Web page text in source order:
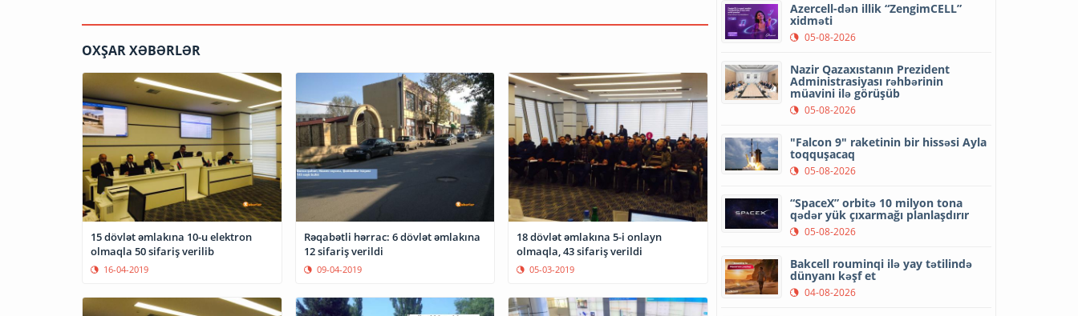
OXŞAR XƏBƏRLƏR
15 dövlət əmlakına 10-u elektron
olmaqla 50 sifariş verilib
16-04-2019
Rəqabətli hərrac: 6 dövlət əmlakına
12 sifariş verildi
09-04-2019
18 dövlət əmlakına 5-i onlayn
olmaqla, 43 sifariş verildi
05-03-2019
Azercell-dən illik “ZengimCELL”
xidməti
05-08-2026
Nazir Qazaxıstanın Prezident
Administrasiyası rəhbərinin
müavini ilə görüşüb
05-08-2026
"Falcon 9" raketinin bir hissəsi Ayla
toqquşacaq
05-08-2026
“SpaceX” orbitə 10 milyon tona
qədər yük çıxarmağı planlaşdırır
05-08-2026
Bakcell rouminqi ilə yay tətilində
dünyanı kəşf et
04-08-2026